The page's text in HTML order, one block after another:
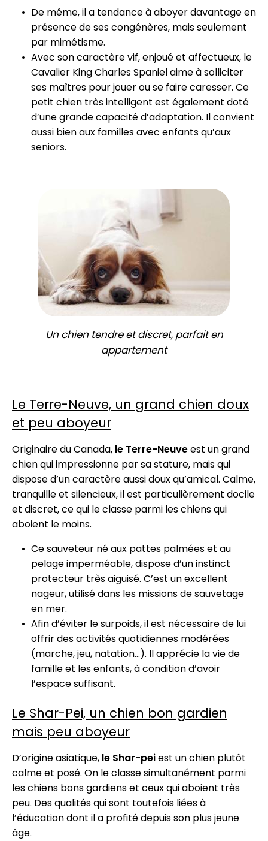
De même, il a tendance à aboyer davantage en
présence de ses congénères, mais seulement
par mimétisme.
Avec son caractère vif, enjoué et affectueux, le
Cavalier King Charles Spaniel aime à solliciter
ses maîtres pour jouer ou se faire caresser. Ce
petit chien très intelligent est également doté
d’une grande capacité d’adaptation. Il convient
aussi bien aux familles avec enfants qu’aux
seniors.
Un chien tendre et discret, parfait en
appartement
Le Terre-Neuve, un grand chien doux
et peu aboyeur
Originaire du Canada, le Terre-Neuveest un grand
chien qui impressionne par sa stature, mais qui
dispose d’un caractère aussi doux qu’amical. Calme,
tranquille et silencieux, il est particulièrement docile
et discret, ce qui le classe parmi les chiens qui
aboient le moins.
Ce sauveteur né aux pattes palmées et au
pelage imperméable, dispose d’un instinct
protecteur très aiguisé. C’est un excellent
nageur, utilisé dans les missions de sauvetage
en mer.
Afin d’éviter le surpoids, il est nécessaire de lui
offrir des activités quotidiennes modérées
(marche, jeu, natation…). Il apprécie la vie de
famille et les enfants, à condition d’avoir
l’espace suffisant.
Le Shar-Pei, un chien bon gardien
mais peu aboyeur
D’origine asiatique, le Shar-peiest un chien plutôt
calme et posé. On le classe simultanément parmi
les chiens bons gardiens et ceux qui aboient très
peu. Des qualités qui sont toutefois liées à
l’éducation dont il a profité depuis son plus jeune
âge.